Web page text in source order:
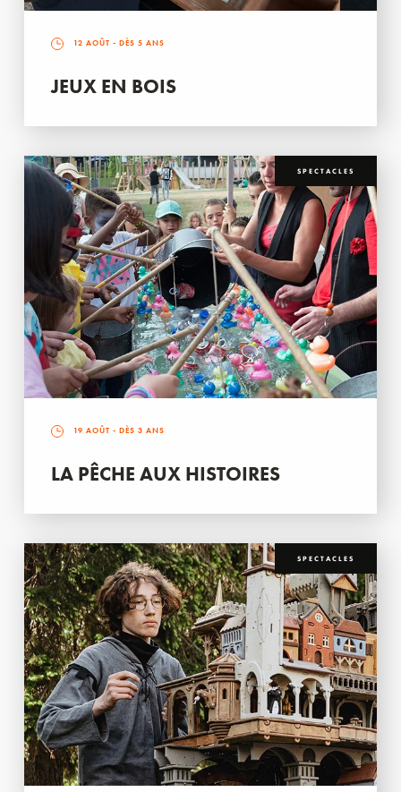
12 AOÛT - DÈS 5 ANS
JEUX EN BOIS
SPECTACLES
19 AOÛT - DÈS 3 ANS
LA PÊCHE AUX HISTOIRES
SPECTACLES